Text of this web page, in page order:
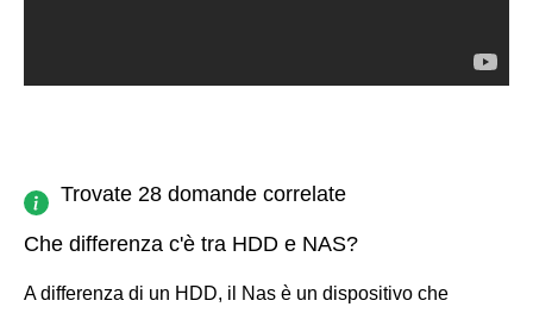
Trovate 28 domande correlate
Che differenza c'è tra HDD e NAS?
A differenza di un HDD, il Nas è un dispositivo che